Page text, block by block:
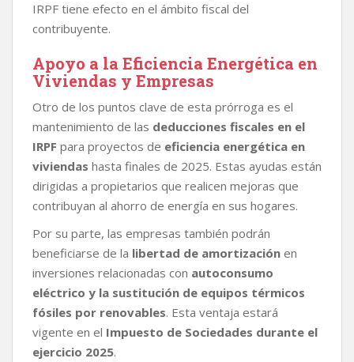
IRPF tiene efecto en el ámbito fiscal del
contribuyente.
Apoyo a la Eficiencia Energética en
Viviendas y Empresas
Otro de los puntos clave de esta prórroga es el
mantenimiento de las deducciones fiscales en el
IRPF para proyectos de eficiencia energética en
viviendas hasta finales de 2025. Estas ayudas están
dirigidas a propietarios que realicen mejoras que
contribuyan al ahorro de energía en sus hogares.
Por su parte, las empresas también podrán
beneficiarse de la libertad de amortización en
inversiones relacionadas con autoconsumo
eléctrico y la sustitución de equipos térmicos
fósiles por renovables. Esta ventaja estará
vigente en el Impuesto de Sociedades durante el
ejercicio 2025.